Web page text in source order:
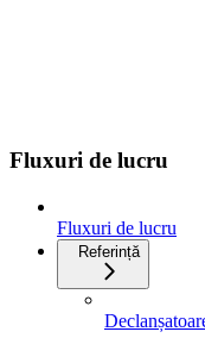
Fluxuri de lucru
Fluxuri de lucru
Referință